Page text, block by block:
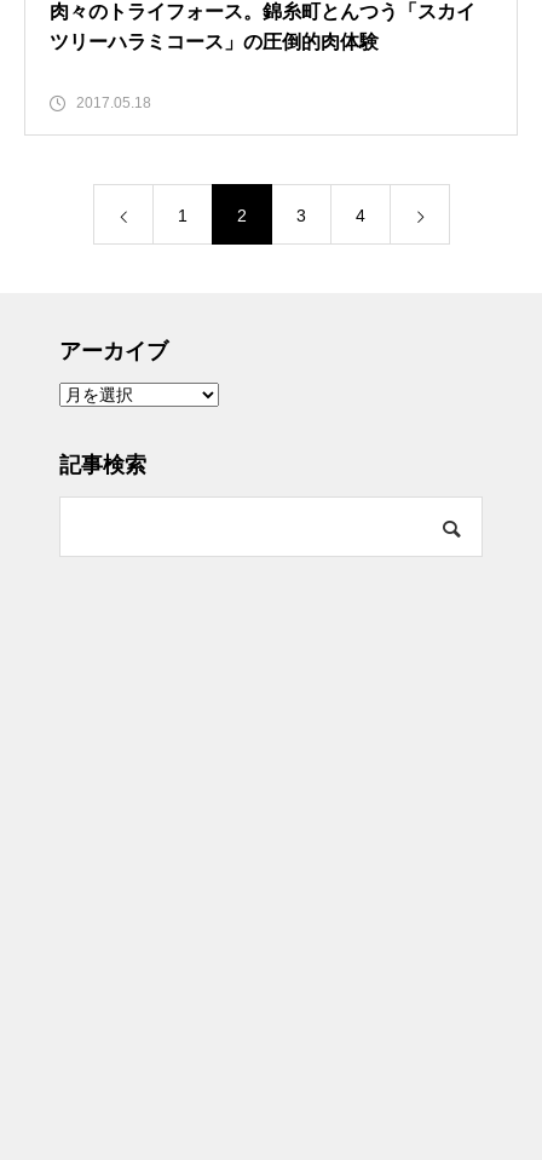
肉々のトライフォース。錦糸町とんつう「スカイ
ツリーハラミコース」の圧倒的肉体験
2017.05.18
1 2 3 4
アーカイブ
ア
ー
ブ
記事検索